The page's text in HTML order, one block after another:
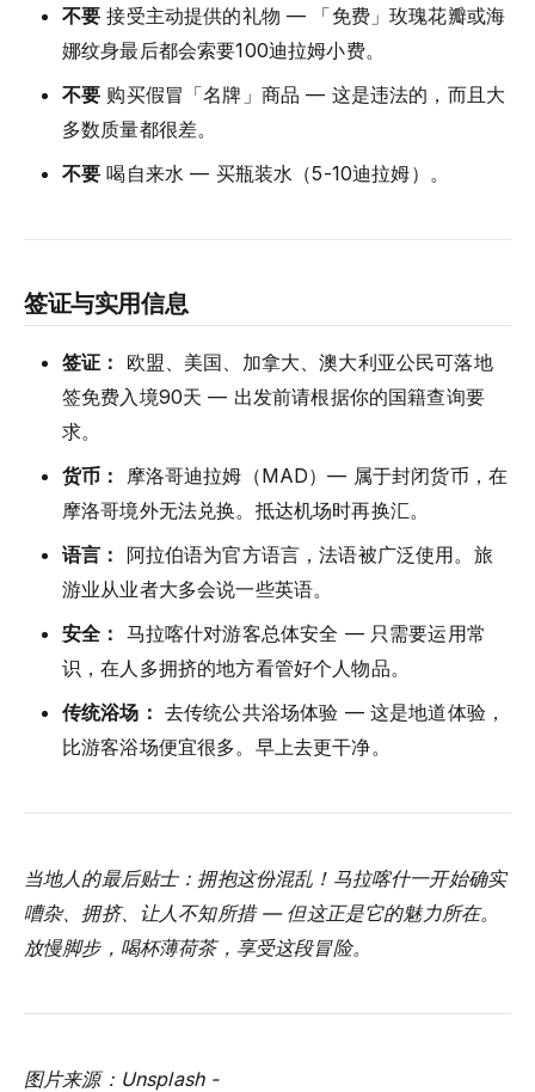
不要 接受主动提供的礼物 — 「免费」玫瑰花瓣或海
娜纹身最后都会索要100迪拉姆小费。
不要 购买假冒「名牌」商品 — 这是违法的，而且大
多数质量都很差。
不要 喝自来水 — 买瓶装水（5-10迪拉姆）。
签证与实用信息
签证：
欧盟、美国、加拿大、澳大利亚公民可落地
签免费入境90天 — 出发前请根据你的国籍查询要
求。
货币：
摩洛哥迪拉姆（MAD）— 属于封闭货币，在
摩洛哥境外无法兑换。抵达机场时再换汇。
语言：
阿拉伯语为官方语言，法语被广泛使用。旅
游业从业者大多会说一些英语。
安全： 马拉喀什对游客总体安全 — 只需要运用常
识，在人多拥挤的地方看管好个人物品。
传统浴场： 去传统公共浴场体验 — 这是地道体验，
比游客浴场便宜很多。早上去更干净。
当地人的最后贴士：拥抱这份混乱！马拉喀什一开始确实
嘈杂、拥挤、让人不知所措 — 但这正是它的魅力所在。
放慢脚步，喝杯薄荷茶，享受这段冒险。
图片来源：Unsplash -